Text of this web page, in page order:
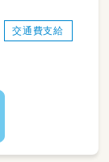
交通費支給